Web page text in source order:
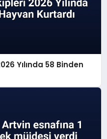
Yılında 58 Binden